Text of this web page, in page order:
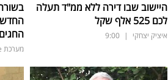
היישוב שבו דירה ללא ממ"ד תעלה
לכם 525 אלף שקל
איציק יצחקי |
9:00
החדש
החגים
מערכת ice